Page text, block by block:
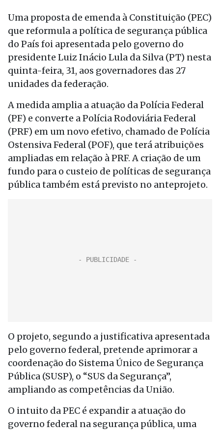
Uma proposta de emenda à Constituição (PEC)
que reformula a política de segurança pública
do País foi apresentada pelo governo do
presidente Luiz Inácio Lula da Silva (PT) nesta
quinta-feira, 31, aos governadores das 27
unidades da federação.
A medida amplia a atuação da Polícia Federal
(PF) e converte a Polícia Rodoviária Federal
(PRF) em um novo efetivo, chamado de Polícia
Ostensiva Federal (POF), que terá atribuições
ampliadas em relação à PRF. A criação de um
fundo para o custeio de políticas de segurança
pública também está previsto no anteprojeto.
O projeto, segundo a justificativa apresentada
pelo governo federal, pretende aprimorar a
coordenação do Sistema Único de Segurança
Pública (SUSP), o “SUS da Segurança”,
ampliando as competências da União.
O intuito da PEC é expandir a atuação do
governo federal na segurança pública, uma